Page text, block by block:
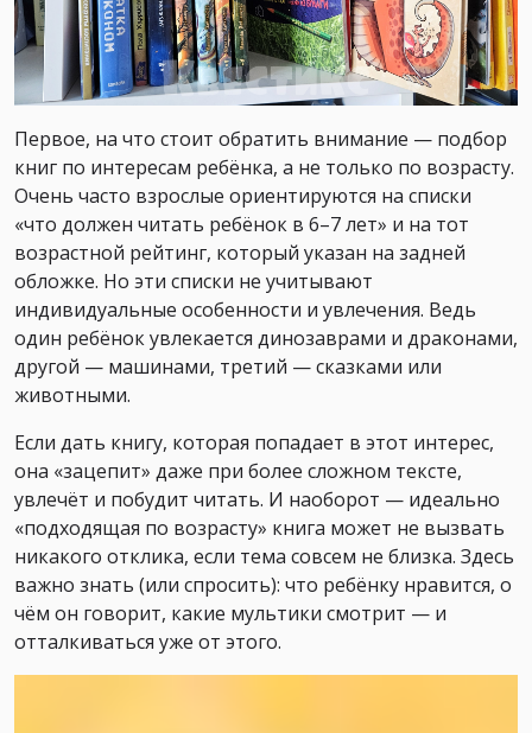
Первое, на что стоит обратить внимание — подбор
книг по интересам ребёнка, а не только по возрасту.
Очень часто взрослые ориентируются на списки
«что должен читать ребёнок в 6–7 лет» и на тот
возрастной рейтинг, который указан на задней
обложке. Но эти списки не учитывают
индивидуальные особенности и увлечения. Ведь
один ребёнок увлекается динозаврами и драконами,
другой — машинами, третий — сказками или
животными.
Если дать книгу, которая попадает в этот интерес,
она «зацепит» даже при более сложном тексте,
увлечёт и побудит читать. И наоборот — идеально
«подходящая по возрасту» книга может не вызвать
никакого отклика, если тема совсем не близка. Здесь
важно знать (или спросить): что ребёнку нравится, о
чём он говорит, какие мультики смотрит — и
отталкиваться уже от этого.